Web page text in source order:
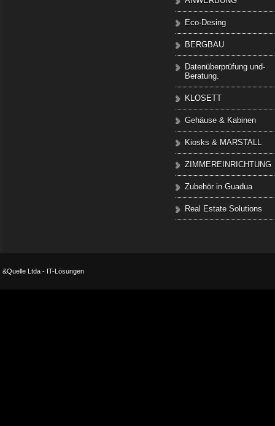
Eco·Desing
BERGBAU
Datenüberprüfung und-
Beratung.
KLOSETT
Gehäuse & Kabinen
Kiosks & MARSTALL
ZIMMEREINRICHTUNG
Zubehör in Guadua
Real Estate Solutions
&Quelle Ltda - IT-Lösungen